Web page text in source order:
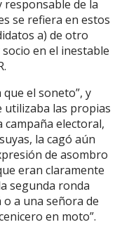
de la
se refiera en estos
a) de otro
en el inestable
que el soneto”, y
utilizaba las propias
electoral,
la cagó aún
de asombro
eran claramente
segunda ronda
o a una señora de
en moto”.